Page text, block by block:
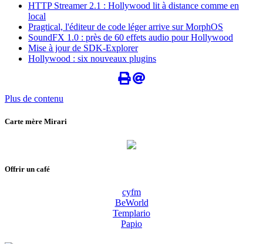
HTTP Streamer 2.1 : Hollywood lit à distance comme en
local
Pragtical, l'éditeur de code léger arrive sur MorphOS
SoundFX 1.0 : près de 60 effets audio pour Hollywood
Mise à jour de SDK-Explorer
Hollywood : six nouveaux plugins
Plus de contenu
Carte mère Mirari
Offrir un café
cyfm
BeWorld
Templario
Papio